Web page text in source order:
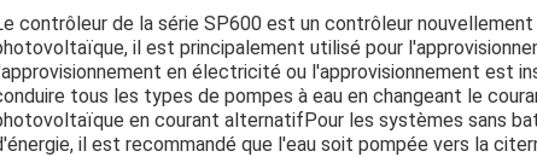
contrôleur de la série SP600 est un contrôleur
il est principalement utilisé pour
en électricité ou l'approvisionnement est
tous les types de pompes à eau en changeant le
en courant alternatifPour les systèmes sans
il est recommandé que l'eau soit pompée vers la